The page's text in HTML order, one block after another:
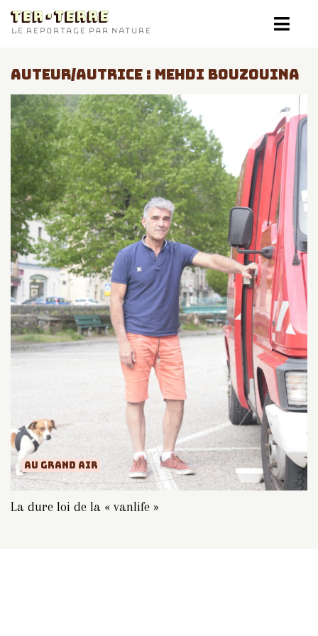
LE REPORTAGE PAR NATURE
AUTEUR/AUTRICE : MEHDI BOUZOUINA
AU GRAND AIR
La dure loi de la « vanlife »